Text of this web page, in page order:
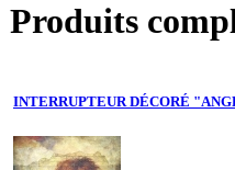
Produits
INTERRUPTEUR DÉCORÉ